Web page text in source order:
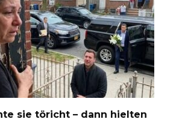
sie töricht – dann hielten